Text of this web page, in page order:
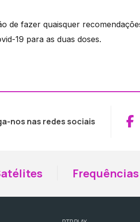
de fazer quaisquer
19 para as duas doses.
nos nas redes sociais
Frequências